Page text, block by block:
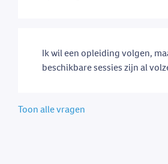
Ik wil een opleiding volgen,
beschikbare sessies zijn al
Toon alle vragen